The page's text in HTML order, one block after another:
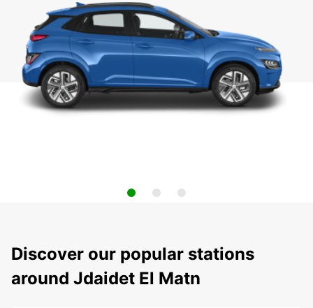
Discover our popular stations
around Jdaidet El Matn